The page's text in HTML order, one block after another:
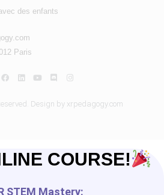
des enfants
Paris
Design by xrpedagogy.com
COURSE!
STEM Mastery: